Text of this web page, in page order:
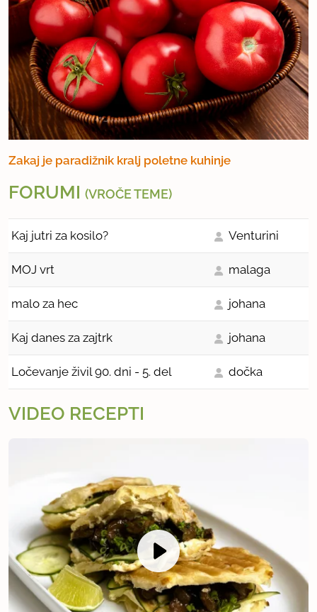
Zakaj je paradižnik kralj poletne kuhinje
FORUMI (VROČE TEME)
Kaj jutri za kosilo? Venturini
MOJ vrt malaga
malo za hec johana
Kaj danes za zajtrk johana
Ločevanje živil 90. dni - 5. del dočka
VIDEO RECEPTI